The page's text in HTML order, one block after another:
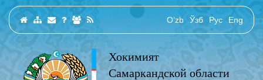
O‘zb Ўзб Рус Eng
Хокимият
Самаркандской области